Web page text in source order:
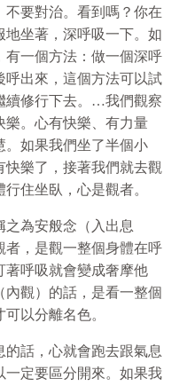
要對治。看到嗎？你在
坐著，深呼吸一下。如
有一個方法：做一個深呼
呼出來，這個方法可以試
續修行下去。…我們觀察
樂。心有快樂、有力量
。如果我們坐了半個小
樂了，接著我們就去觀
住坐臥，心是觀者。
為安般念（入出息
者，是觀一整個身體在呼
著呼吸就會變成奢摩他
內觀）的話，是看一整個
以分離名色。
話，心就會跑去跟氣息
一定要區分開來。如果我